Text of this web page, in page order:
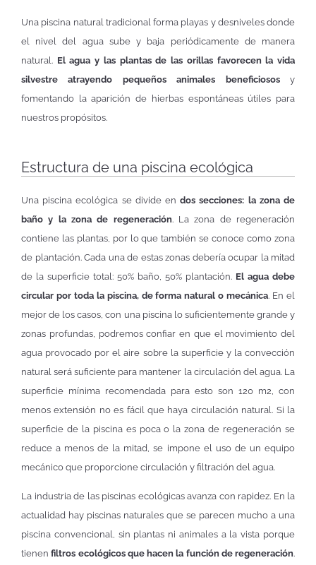
Una piscina natural tradicional forma playas y desniveles donde
el nivel del agua sube y baja periódicamente de manera
natural. El agua y las plantas de las orillas favorecen la vida
silvestre atrayendo pequeños animales beneficiososy
fomentando la aparición de hierbas espontáneas útiles para
nuestros propósitos.
Estructura de una piscina ecológica
Una piscina ecológica se divide endos secciones: la zona de
baño y la zona de regeneración. La zona de regeneración
contiene las plantas, por lo que también se conoce como zona
de plantación. Cada una de estas zonas debería ocupar la mitad
de la superficie total: 50% baño, 50% plantación. El agua debe
circular por toda la piscina, de forma natural o mecánica. En el
mejor de los casos, con una piscina lo suficientemente grande y
zonas profundas, podremos confiar en que el movimiento del
agua provocado por el aire sobre la superficie y la convección
natural será suficiente para mantener la circulación del agua. La
superficie mínima recomendada para esto son 120 m2, con
menos extensión no es fácil que haya circulación natural. Si la
superficie de la piscina es poca o la zona de regeneración se
reduce a menos de la mitad, se impone el uso de un equipo
mecánico que proporcione circulación y filtración del agua.
La industria de las piscinas ecológicas avanza con rapidez. En la
actualidad hay piscinas naturales que se parecen mucho a una
piscina convencional, sin plantas ni animales a la vista porque
tienenfiltros ecológicos que hacen la función de regeneración.